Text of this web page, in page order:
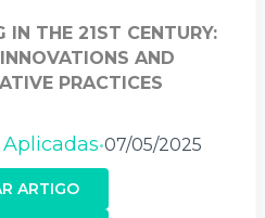
IN THE 21ST CENTURY:
AND
PRACTICES
•07/05/2025
ARTIGO